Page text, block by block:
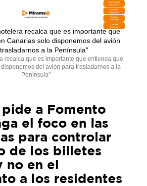
DESCARGA
MIRAPLAY
Buzón de
Sugerencias
Contratar
Publicidad
Contacto
Comercial
recalca que es importante que entienda que
del avión para trasladarnos a la
Península"
a Fomento
el foco en las
para controlar
de los billetes
no en el
a los residentes